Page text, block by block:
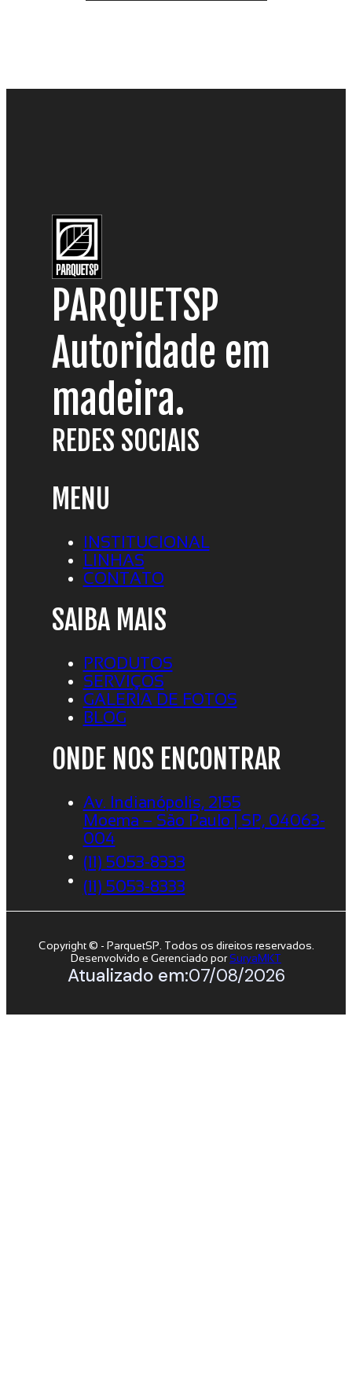
PARQUETSP
Autoridade em
madeira.
REDES SOCIAIS
MENU
INSTITUCIONAL
LINHAS
CONTATO
SAIBA MAIS
PRODUTOS
SERVIÇOS
GALERIA DE FOTOS
BLOG
ONDE NOS ENCONTRAR
Av. Indianópolis, 2155
Moema – São Paulo | SP, 04063-
004
(11) 5053-8333
(11) 5053-8333
Copyright © - ParquetSP. Todos os direitos reservados.
Desenvolvido e Gerenciado porSuryaMKT
Atualizado em:07/08/2026